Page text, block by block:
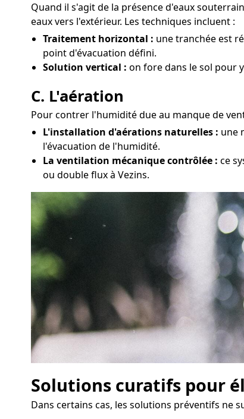
Quand il s'agit de la présence d'eaux
eaux vers l'extérieur. Les techniques incluent :
Traitement horizontal : une tranchée est
point d'évacuation défini.
Solution vertical : on fore dans le sol pour
C. L'aération
Pour contrer l'humidité due au manque de
L'installation d'aérations naturelles : une
l'évacuation de l'humidité.
La ventilation mécanique contrôlée : ce
ou double flux à Vezins.
Solutions curatifs pour
Dans certains cas, les solutions préventifs ne